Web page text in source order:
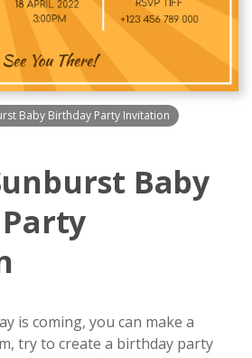
Baby Birthday Party Invitation
Baby
is coming, you can make a
try to create a birthday party